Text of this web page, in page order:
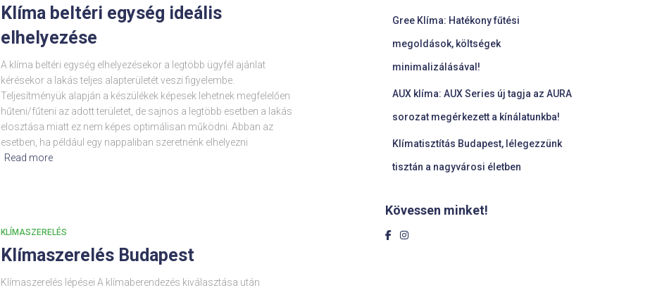
Klíma beltéri egység ideális
elhelyezése
A klíma beltéri egység elhelyezésekor a legtöbb ügyfél ajánlat
kérésekor a lakás teljes alapterületét veszi figyelembe.
Teljesítményük alapján a készülékek képesek lehetnek megfelelően
hűteni/fűteni az adott területet, de sajnos a legtöbb esetben a lakás
elosztása miatt ez nem képes optimálisan működni. Abban az
esetben, ha például egy nappaliban szeretnénk elhelyezni
Read more
KLÍMASZERELÉS
Klímaszerelés Budapest
Klímaszerelés lépései A klímaberendezés kiválasztása után
Gree Klíma: Hatékony fűtési
megoldások, költségek
minimalizálásával!
AUX klíma: AUX Series új tagja az AURA
sorozat megérkezett a kínálatunkba!
Klímatisztítás Budapest, lélegezzünk
tisztán a nagyvárosi életben
Kövessen minket!